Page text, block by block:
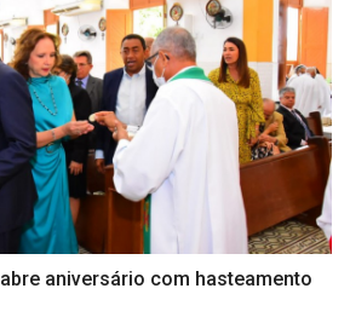
aniversário com hasteamento